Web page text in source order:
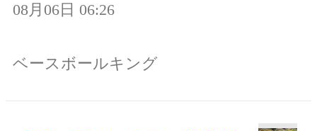
08月06日 06:26
ベースボールキング